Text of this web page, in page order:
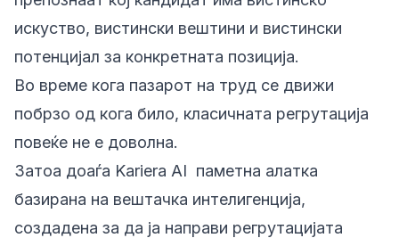
искуство, вистински вештини и вистински
потенцијал за конкретната позиција.
Во време кога пазарот на труд се движи
побрзо од кога било, класичната регрутација
повеќе не е доволна.
Затоа доаѓа Kariera AI паметна алатка
базирана на вештачка интелигенција,
создадена за да ја направи регрутацијата